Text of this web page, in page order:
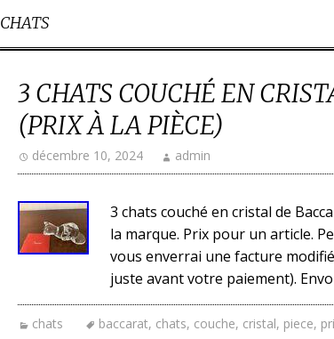
CHATS
3 CHATS COUCHÉ EN
(PRIX À LA PIÈCE)
décembre 10, 2024 admin
3 chats couché en cristal de
la marque. Prix pour un article.
vous enverrai une facture
juste avant votre paiement).
chats baccarat, chats, couche, cristal, piece,